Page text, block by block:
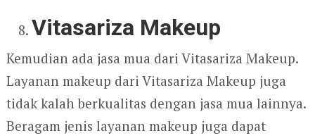
Vitasariza Makeup
Kemudian ada jasa mua dari Vitasariza Makeup.
Layanan makeup dari Vitasariza Makeup juga
tidak kalah berkualitas dengan jasa mua lainnya.
Beragam jenis layanan makeup juga dapat